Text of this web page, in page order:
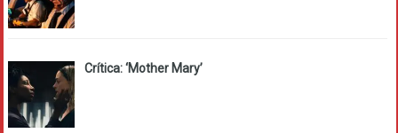
Crítica: ‘Mother Mary’